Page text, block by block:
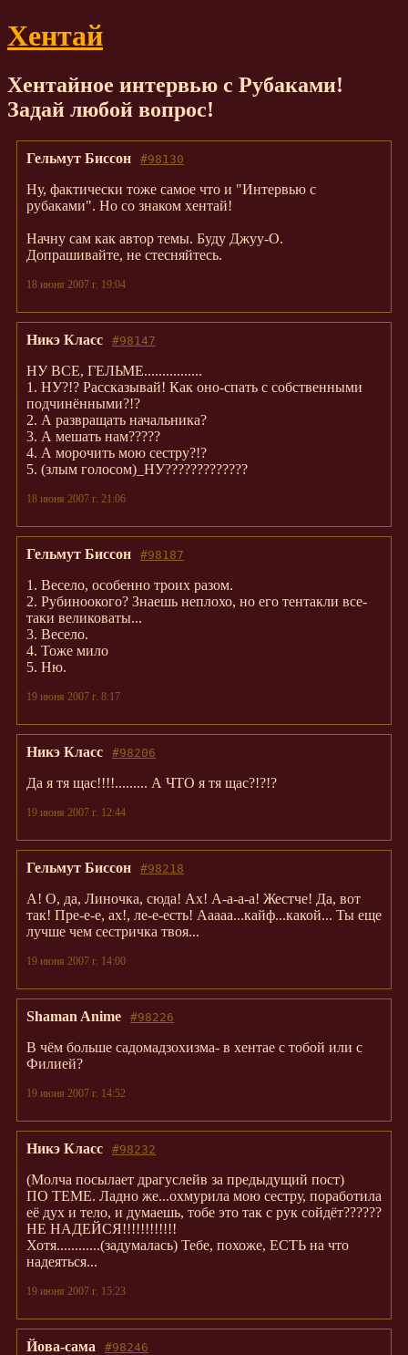
Хентай
Хентайное интервью с Рубаками!
Задай любой вопрос!
#98130
Гельмут Биссон
Ну, фактически тоже самое что и "Интервью с
рубаками". Но со знаком хентай!
Начну сам как автор темы. Буду Джуу-О.
Допрашивайте, не стесняйтесь.
18 июня 2007 г. 19:04
#98147
Никэ Класс
НУ ВСЕ, ГЕЛЬМЕ................
1. НУ?!? Рассказывай! Как оно-спать с собственными
подчинёнными?!?
2. А развращать начальника?
3. А мешать нам?????
4. А морочить мою сестру?!?
5. (злым голосом)_НУ?????????????
18 июня 2007 г. 21:06
#98187
Гельмут Биссон
1. Весело, особенно троих разом.
2. Рубиноокого? Знаешь неплохо, но его тентакли все-
таки великоваты...
3. Весело.
4. Тоже мило
5. Ню.
19 июня 2007 г. 8:17
#98206
Никэ Класс
Да я тя щас!!!!......... А ЧТО я тя щас?!?!?
19 июня 2007 г. 12:44
#98218
Гельмут Биссон
А! О, да, Линочка, сюда! Ах! А-а-а-а! Жестче! Да, вот
так! Пре-е-е, ах!, ле-е-есть! Ааааа...кайф...какой... Ты еще
лучше чем сестричка твоя...
19 июня 2007 г. 14:00
#98226
Shaman Anime
В чём больше садомадзохизма- в хентае с тобой или с
Филией?
19 июня 2007 г. 14:52
#98232
Никэ Класс
(Молча посылает драгуслейв за предыдущий пост)
ПО ТЕМЕ. Ладно же...охмурила мою сестру, поработила
её дух и тело, и думаешь, тобе это так с рук сойдёт??????
НЕ НАДЕЙСЯ!!!!!!!!!!!!
Хотя............(задумалась) Тебе, похоже, ЕСТЬ на что
надеяться...
19 июня 2007 г. 15:23
#98246
Йова-сама